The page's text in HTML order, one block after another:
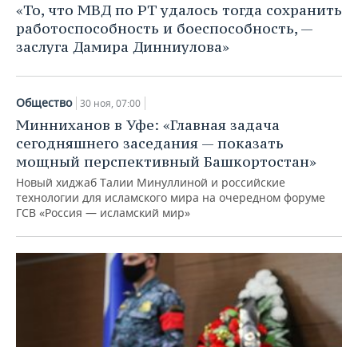
«То, что МВД по РТ удалось тогда сохранить
работоспособность и боеспособность, —
заслуга Дамира Динниулова»
Общество 30 ноя, 07:00
Минниханов в Уфе: «Главная задача
сегодняшнего заседания — показать
мощный перспективный Башкортостан»
Новый хиджаб Талии Минуллиной и российские
технологии для исламского мира на очередном форуме
ГСВ «Россия — исламский мир»